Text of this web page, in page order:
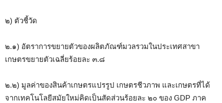
๒) ตัวชี้วัด
๒.๑) อัตราการขยายตัวของผลิตภัณฑ์มวลรวมในประเทศสาขา
เกษตรขยายตัวเฉลี่ยร้อยละ ๓.๘
๒.๒) มูลค่าของสินค้าเกษตรแปรรูป เกษตรชีวภาพ และเกษตรที่ได้
จากเทคโนโลยีสมัยใหม่คิดเป็นสัดส่วนร้อยละ ๒๐ ของ GDP ภาค